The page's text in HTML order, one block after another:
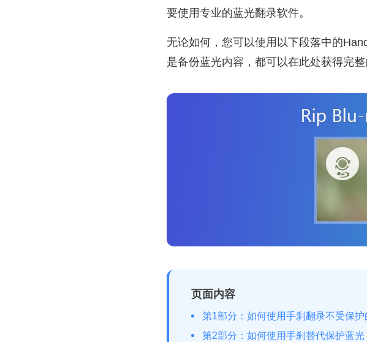
要使用专业的蓝光翻录软件。
无论如何，您可以使用以下段落中的
是备份蓝光内容，都可以在此处获得完整
页面内容
第1部分：如何使用手刹翻录不受保护
第2部分：如何使用手刹替代保护蓝光